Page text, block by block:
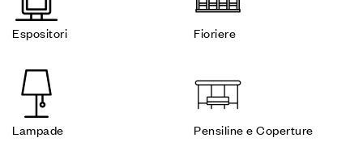
Espositori Fioriere
Lampade Pensiline e Coperture